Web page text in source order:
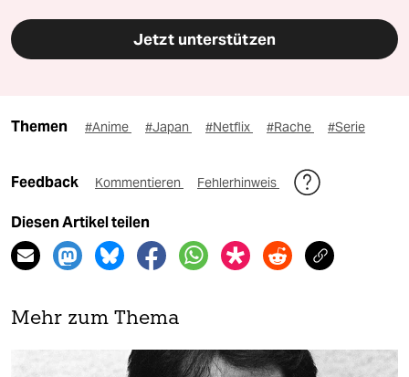
Jetzt unterstützen
Themen #Anime #Japan #Netflix #Rache #Serie
Feedback Kommentieren Fehlerhinweis
Diesen Artikel teilen
Mehr zum Thema